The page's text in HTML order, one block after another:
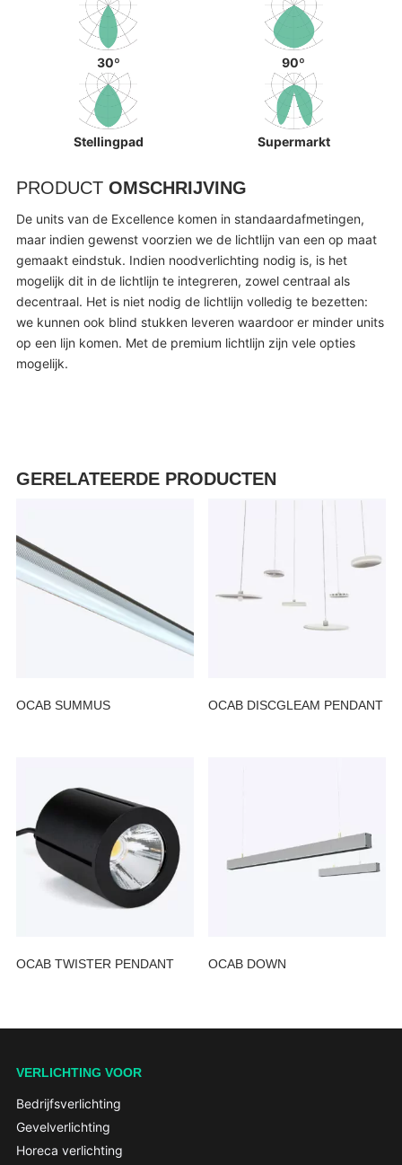
30º 90º
Stellingpad Supermarkt
PRODUCTOMSCHRIJVING
De units van de Excellence komen in standaardafmetingen,
maar indien gewenst voorzien we de lichtlijn van een op maat
gemaakt eindstuk. Indien noodverlichting nodig is, is het
mogelijk dit in de lichtlijn te integreren, zowel centraal als
decentraal. Het is niet nodig de lichtlijn volledig te bezetten:
we kunnen ook blind stukken leveren waardoor er minder units
op een lijn komen. Met de premium lichtlijn zijn vele opties
mogelijk.
GERELATEERDE PRODUCTEN
OCAB SUMMUS OCAB DISCGLEAM PENDANT
OCAB TWISTER PENDANT OCAB DOWN
VERLICHTING VOOR
Bedrijfsverlichting
Gevelverlichting
Horeca verlichting